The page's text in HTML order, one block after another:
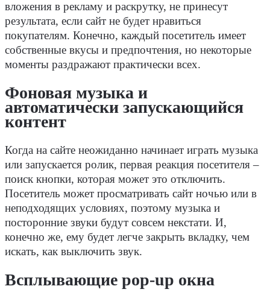
вложения в рекламу и раскрутку, не принесут
результата, если сайт не будет нравиться
покупателям. Конечно, каждый посетитель имеет
собственные вкусы и предпочтения, но некоторые
моменты раздражают практически всех.
Фоновая музыка и
автоматически запускающийся
контент
Когда на сайте неожиданно начинает играть музыка
или запускается ролик, первая реакция посетителя –
поиск кнопки, которая может это отключить.
Посетитель может просматривать сайт ночью или в
неподходящих условиях, поэтому музыка и
посторонние звуки будут совсем некстати. И,
конечно же, ему будет легче закрыть вкладку, чем
искать, как выключить звук.
Всплывающие pop-up окна